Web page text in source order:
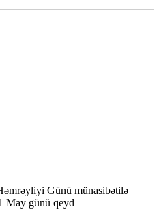
Günü münasibətilə
May günü qeyd